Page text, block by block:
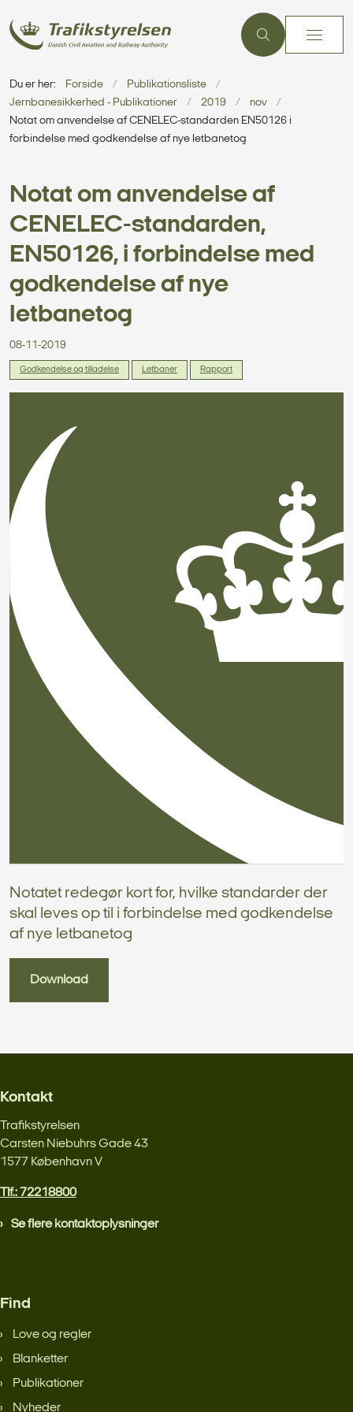
Du er her: Forside
Publikationsliste
Jernbanesikkerhed - Publikationer
2019
nov
Notat om anvendelse af CENELEC-standarden EN50126 i
forbindelse med godkendelse af nye letbanetog
Notat om anvendelse af
CENELEC-standarden,
EN50126, i forbindelse med
godkendelse af nye
letbanetog
08-11-2019
Godkendelse og tilladelse Letbaner Rapport
Notatet redegør kort for, hvilke standarder der
skal leves op til i forbindelse med godkendelse
af nye letbanetog
Download
Kontakt
Trafikstyrelsen
Carsten Niebuhrs Gade 43
1577 København V
Tlf.: 72218800
Se flere kontaktoplysninger
Find
Love og regler
Blanketter
Publikationer
Nyheder